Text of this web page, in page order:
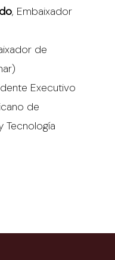
, Embaixador
de
Executivo
de
Tecnología